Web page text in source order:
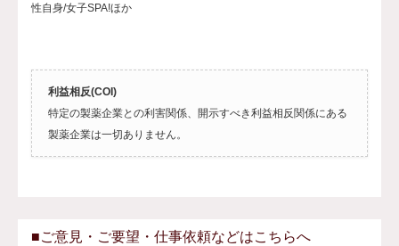
性自身/女子SPA!ほか
利益相反(COI)
特定の製薬企業との利害関係、開示すべき利益相反関係にある
製薬企業は一切ありません。
■ご意見・ご要望・仕事依頼などはこちらへ